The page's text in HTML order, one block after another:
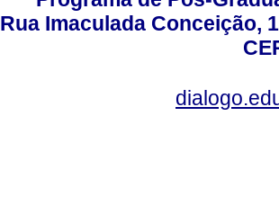
Rua Imaculada Conceição,